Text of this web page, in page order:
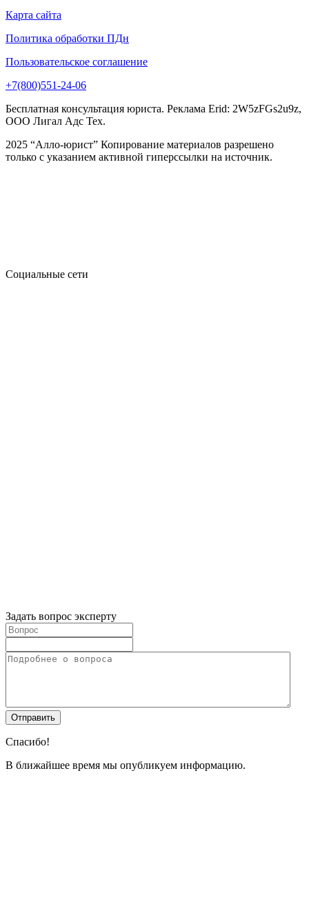
Карта сайта
Политика обработки ПДн
Пользовательское соглашение
+7(800)551-24-06
Бесплатная консультация юриста. Реклама Erid: 2W5zFGs2u9z,
ООО Лигал Адс Тех.
2025 “Алло-юрист” Копирование материалов разрешено
только с указанием активной гиперссылки на источник.
Социальные сети
Задать вопрос эксперту
Спасибо!
В ближайшее время мы опубликуем информацию.